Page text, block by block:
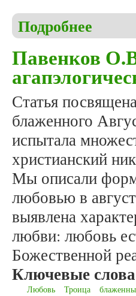
Подробнее
Павенков
Статья
блаженного
испытала
христианский
Мы описали
любовью в
выявлена
любви: любовь
Божественной
Ключевые
Любовь Троица